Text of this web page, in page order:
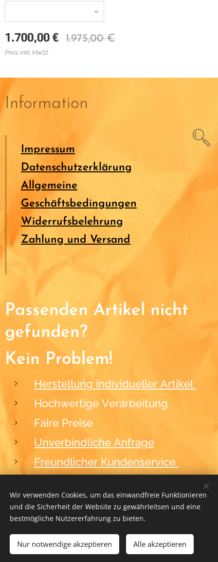
1.700,00 € 1.975,00€
Preis inkl. MwSt.
ZUM WARENKORB HINZUFÜGEN
Information
Impressum
Datenschutzerklärung
Allgemeine
Geschäftsbedingungen
Widerrufsbelehrung
Zahlung und Versand
Passenden Artikel nicht
gefunden?
Kein Problem!
Herstellung individueller Artikel
Hochwertige Verarbeitung
Faire Preise
Unverbindliche Anfrage
Freundlicher Kundenservice
2012-2026BLACKFORM Cookies
Wir verwenden Cookies, um das einwandfreie Funktionieren
und die Sicherheit der Website zu gewährleitsen und eine
bestmögliche Nutzererfahrung zu bieten.
Nur notwendige akzeptieren Alle akzeptieren